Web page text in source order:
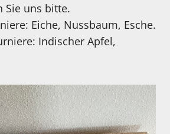
Sie uns bitte.
Eiche, Nussbaum, Esche.
Indischer Apfel,